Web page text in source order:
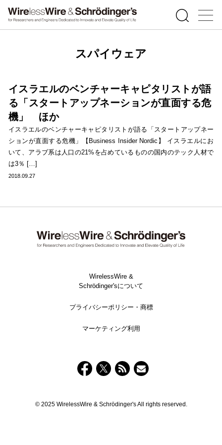
スパイウェア
イスラエルのベンチャーキャピタリストが語
る「スタートアップネーションが直面する危
機」 ほか
イスラエルのベンチャーキャピタリストが語る「スタートアップネー
ションが直面する危機」【Business Insider Nordic】 イスラエルにお
いて、アラブ系は人口の21%を占めているものの国内のテック人材で
は3％ […]
2018.09.27
WirelessWire &
Schrödinger'sについて
プライバシーポリシー・商標
マーケティング利用
© 2025 WirelessWire & Schrödinger's All rights reserved.